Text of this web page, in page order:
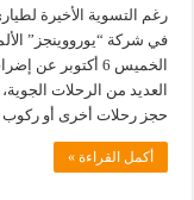
رغم التسوية الأخيرة
في شركة “يورووينجز”
الخميس 6 أكتوبر
العديد من الرحلات
حجز رحلات أخرى أو ركوب
أكمل القراءة »